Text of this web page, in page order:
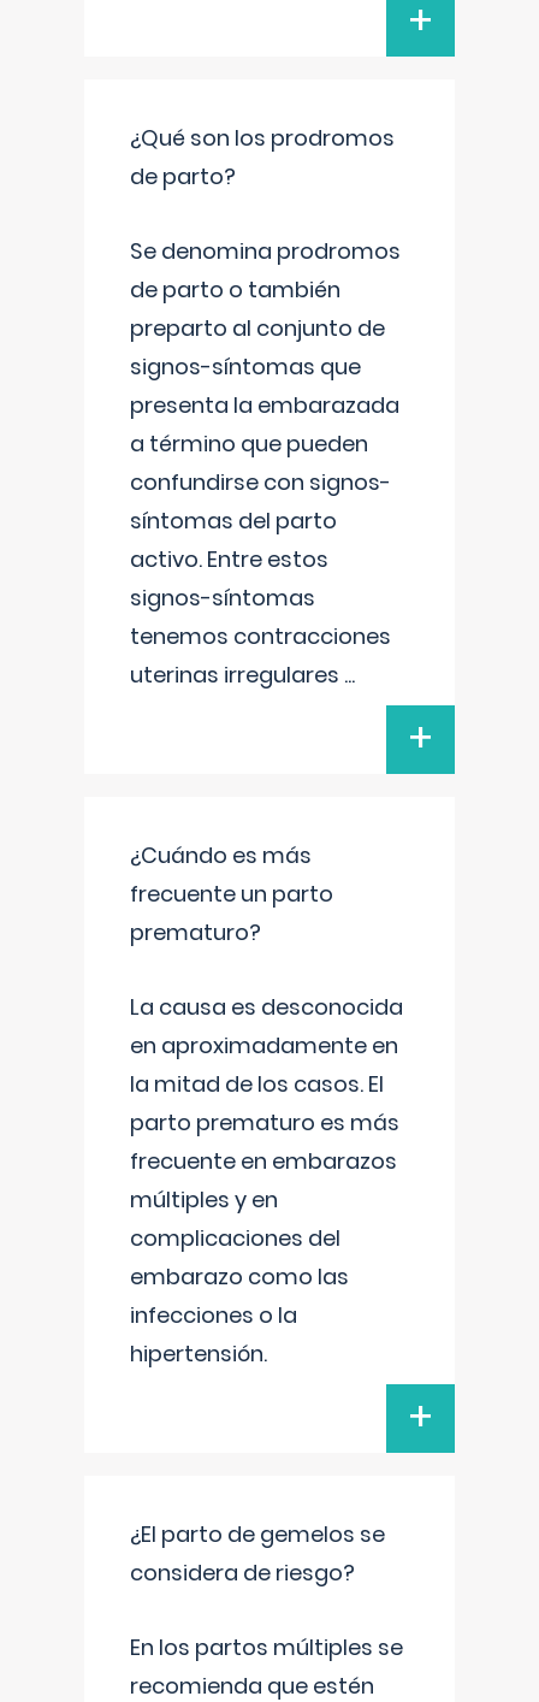
+
¿Qué son los prodromos
de parto?
Se denomina prodromos
de parto o también
preparto al conjunto de
signos-síntomas que
presenta la embarazada
a término que pueden
confundirse con signos-
síntomas del parto
activo. Entre estos
signos-síntomas
tenemos contracciones
uterinas irregulares ...
+
¿Cuándo es más
frecuente un parto
prematuro?
La causa es desconocida
en aproximadamente en
la mitad de los casos. El
parto prematuro es más
frecuente en embarazos
múltiples y en
complicaciones del
embarazo como las
infecciones o la
hipertensión.
+
¿El parto de gemelos se
considera de riesgo?
En los partos múltiples se
recomienda que estén